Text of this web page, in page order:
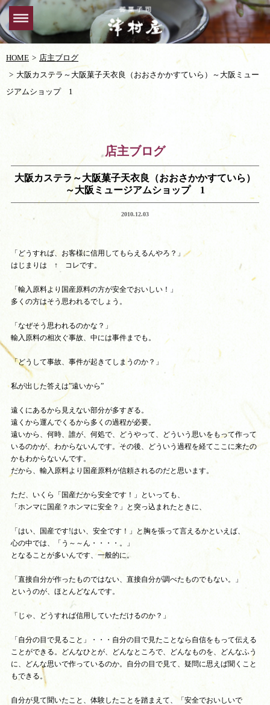
HOME
店主ブログ
大阪カステラ～大阪菓子天衣良（おおさかかすていら）～大阪ミュー
ジアムショップ 1
店主ブログ
大阪カステラ～大阪菓子天衣良（おおさかかすていら）
～大阪ミュージアムショップ 1
2010.12.03
「どうすれば、お客様に信用してもらえるんやろ？」
はじまりは ↑ コレです。
「輸入原料より国産原料の方が安全でおいしい！」
多くの方はそう思われるでしょう。
「なぜそう思われるのかな？」
輸入原料の相次ぐ事故、中には事件までも。
「どうして事故、事件が起きてしまうのか？」
私が出した答えは”遠いから”
遠くにあるから見えない部分が多すぎる。
遠くから運んでくるから多くの過程が必要。
遠いから、何時、誰が、何処で、どうやって、どういう思いをもって作って
いるのかが、わからないんです。その後、どういう過程を経てここに来たの
かもわからないんです。
だから、輸入原料より国産原料が信頼されるのだと思います。
ただ、いくら「国産だから安全です！」といっても、
「ホンマに国産？ホンマに安全？」と突っ込まれたときに、
「はい、国産です!はい、安全です！」と胸を張って言えるかといえば、
心の中では、「う～～ん・・・・。」
となることが多いんです、一般的に。
「直接自分が作ったものではない、直接自分が調べたものでもない。」
というのが、ほとんどなんです。
「じゃ、どうすれば信用していただけるのか？」
「自分の目で見ること」・・・自分の目で見たことなら自信をもって伝える
ことができる。どんなひとが、どんなところで、どんなものを、どんなふう
に、どんな思いで作っているのか。自分の目で見て、疑問に思えば聞くこと
もできる。
自分が見て聞いたこと、体験したことを踏まえて、「安全でおいしいで